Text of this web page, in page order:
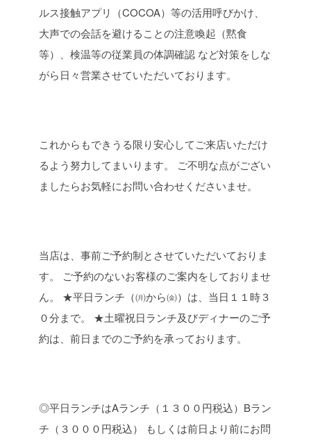
ルス接触アプリ（COCOA）等の活用呼びかけ、
大声での会話を避けることの注意喚起（黙食
等）、検温等の従業員の体調確認 など対策をしな
がら日々営業させていただいております。
これからもできうる限り安心してご来店いただけ
るよう努力してまいります。
ご不明な点がござい
ましたらお気軽にお問い合わせくださいませ。
当店は、事前ご予約制とさせていただいておりま
す。
ご予約のないお客様のご案内をしておりませ
ん。
★平日ランチ（㈪から㈮）は、当日１１時３
０分まで。
★土曜祝日ランチ及びディナーのご予
約は、前日までのご予約を承っております。
◎平日ランチはAランチ（１３００円税込）Bラン
チ（３０００円税込）
もしくは前日より前にお問